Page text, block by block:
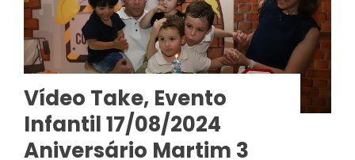
Vídeo Take, Evento
Infantil 17/08/2024
Aniversário Martim 3